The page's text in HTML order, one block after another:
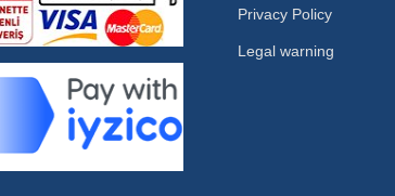
Privacy Policy
Legal warning